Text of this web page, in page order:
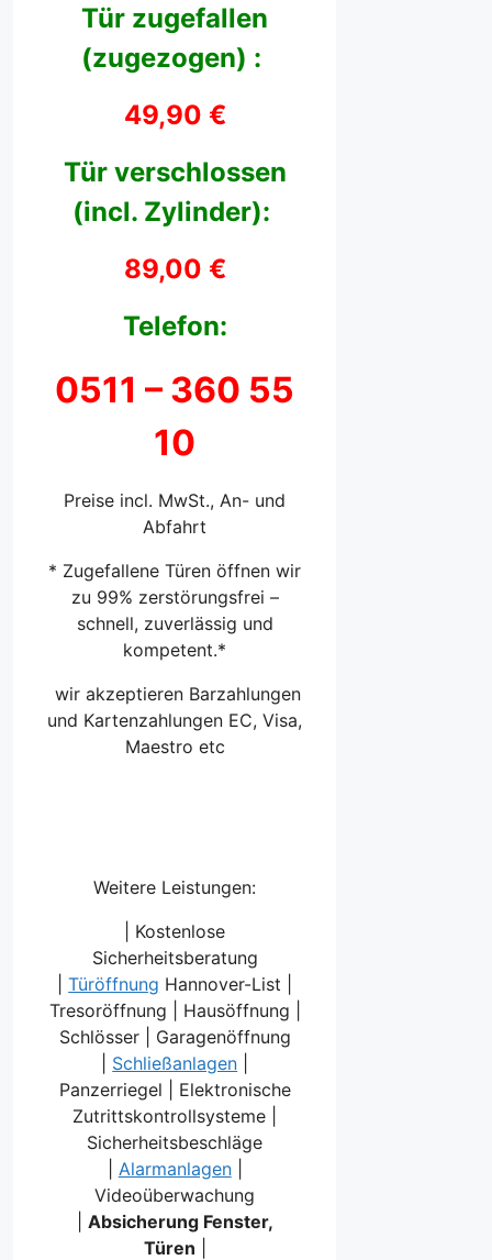
Tür zugefallen
(zugezogen) :
49,90 €
Tür verschlossen
(incl. Zylinder):
89,00 €
Telefon:
0511 – 360 55
10
Preise incl. MwSt., An- und
Abfahrt
* Zugefallene Türen öffnen wir
zu 99% zerstörungsfrei –
schnell, zuverlässig und
kompetent.*
wir akzeptieren Barzahlungen
und Kartenzahlungen EC, Visa,
Maestro etc
Weitere Leistungen:
| Kostenlose
Sicherheitsberatung
|Türöffnung Hannover-List |
Tresoröffnung | Hausöffnung |
Schlösser | Garagenöffnung
Schließanlagen
Panzerriegel | Elektronische
Zutrittskontrollsysteme |
Sicherheitsbeschläge
Alarmanlagen|
Videoüberwachung
Absicherung Fenster,
Türen